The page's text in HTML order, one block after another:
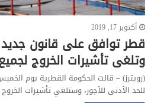
أكتوبر 17, 2019
قطر توافق على قانون جديد
وتلغى تأشيرات الخروج
(رويترز) – قالت الحكومة القطرية يوم
للحد الأدنى للأجور، وستلغي تأشيرات